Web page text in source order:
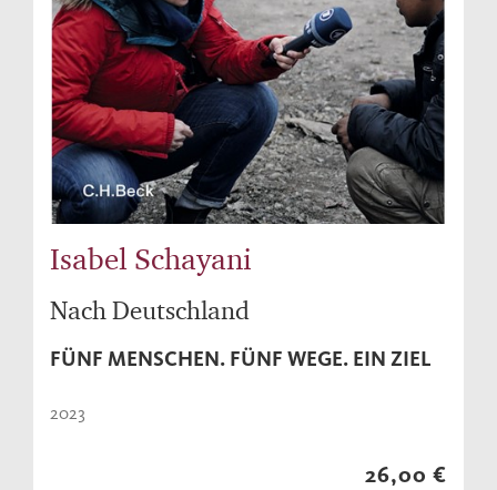
Isabel Schayani
Nach Deutschland
FÜNF MENSCHEN. FÜNF WEGE. EIN ZIEL
2023
26,00 €